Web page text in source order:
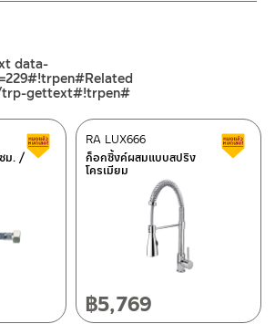
รุงเทพฯ
ม3 แขวงบางโพงพาง เขตยานนาวา กรุงเทพฯ
075-8668 / 091-545-0556
>>คลิกที่นี่<<
>> คลิกที่นี่<<
Sales Staff
data-
gettext#!trpen#
ม. /
สินค้าลดราคา เคลียร์สต็อก
ก็อกซิ้งค์ผสมแบบสปริง
โครเมียม
RA LUX666
฿5,769